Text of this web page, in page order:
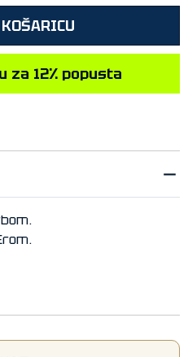
za 12% popusta